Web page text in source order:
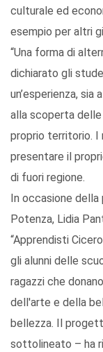
culturale ed
esempio per altri
“Una forma di
dichiarato gli
un’esperienza, sia
alla scoperta
proprio territorio. I
presentare il
di fuori regione.
In occasione della
Potenza, Lidia
“Apprendisti
gli alunni delle
ragazzi che
dell'arte e della
bellezza. Il
sottolineato – ha